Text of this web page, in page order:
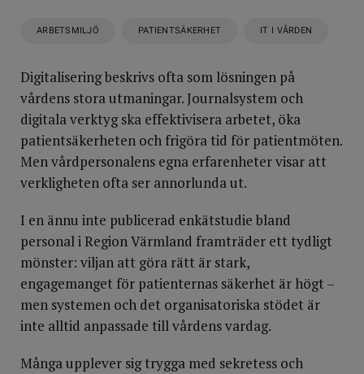
ARBETSMILJÖ PATIENTSÄKERHET IT I VÅRDEN
Digitalisering beskrivs ofta som lösningen på
vårdens stora utmaningar. Journalsystem och
digitala verktyg ska effektivisera arbetet, öka
patientsäkerheten och frigöra tid för patientmöten.
Men vårdpersonalens egna erfarenheter visar att
verkligheten ofta ser annorlunda ut.
I en ännu inte publicerad enkätstudie bland
personal i Region Värmland framträder ett tydligt
mönster: viljan att göra rätt är stark,
engagemanget för patienternas säkerhet är högt –
men systemen och det organisatoriska stödet är
inte alltid anpassade till vårdens vardag.
Många upplever sig trygga med sekretess och